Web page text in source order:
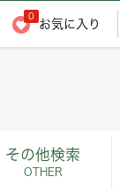
0
お気に入り
その他検索
OTHER